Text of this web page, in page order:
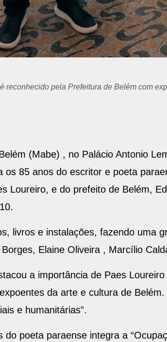
com Pelé do Manifesto.
(Mabe) , no Palácio Antonio
os 85 anos do escritor e poeta
Loureiro, e do prefeito de Belém,
livros e instalações, fazendo uma
Elaine Oliveira , Marcílio
a importância de Paes
da arte e cultura de
e humanitárias”.
poeta paraense integra a